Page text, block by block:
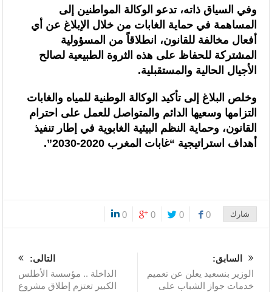
وفي السياق ذاته، تدعو الوكالة المواطنين إلى
المساهمة في حماية الغابات من خلال الإبلاغ عن أي
أفعال مخالفة للقانون، انطلاقاً من المسؤولية
المشتركة للحفاظ على هذه الثروة الطبيعية لصالح
الأجيال الحالية والمستقبلية.
وخلص البلاغ إلى تأكيد الوكالة الوطنية للمياه والغابات
التزامها وسعيها الدائم والمتواصل للعمل على احترام
القانون، وحماية النظم البيئية الغابوية في إطار تنفيذ
أهداف استراتيجية “غابات المغرب 2020-2030”.
شارك 0
0
0
0
السابق:
الوزير بنسعيد يعلن عن تعميم
خدمات جواز الشباب على
التالى:
الداخلة .. مؤسسة الأطلس
الكبير تعتزم إطلاق مشروع